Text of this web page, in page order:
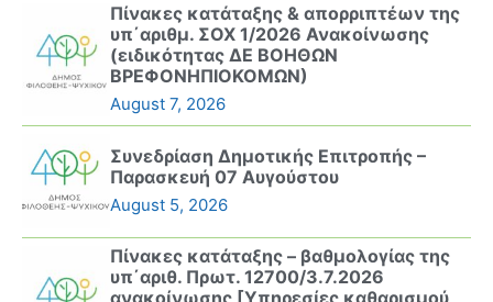
Πίνακες κατάταξης & απορριπτέων της
υπ΄αριθμ. ΣΟΧ 1/2026 Ανακοίνωσης
(ειδικότητας ΔΕ ΒΟΗΘΩΝ
ΒΡΕΦΟΝΗΠΙΟΚΟΜΩΝ)
August 7, 2026
Συνεδρίαση Δημοτικής Επιτροπής –
Παρασκευή 07 Αυγούστου
August 5, 2026
Πίνακες κατάταξης – βαθμολογίας της
υπ΄αριθ. Πρωτ. 12700/3.7.2026